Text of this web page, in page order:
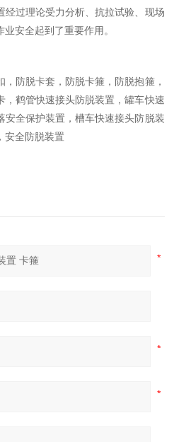
经过理论受力分析、抗拉试验、现场
安全起到了重要作用。
防脱卡套，防脱卡箍，防脱抱箍，
，鹤管快速接头防脱装置，罐车快速
安全保护装置，槽车快速接头防脱装
安全防脱装置